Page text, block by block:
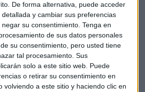
De forma alternativa, puede acceder
y cambiar sus preferencias
su consentimiento. Tenga en
de sus datos personales
su consentimiento, pero usted tiene
tal procesamiento. Sus
solo a este sitio web. Puede
o retirar su consentimiento en
volviendo a este sitio y haciendo clic en
el nuevo negocio del granjero